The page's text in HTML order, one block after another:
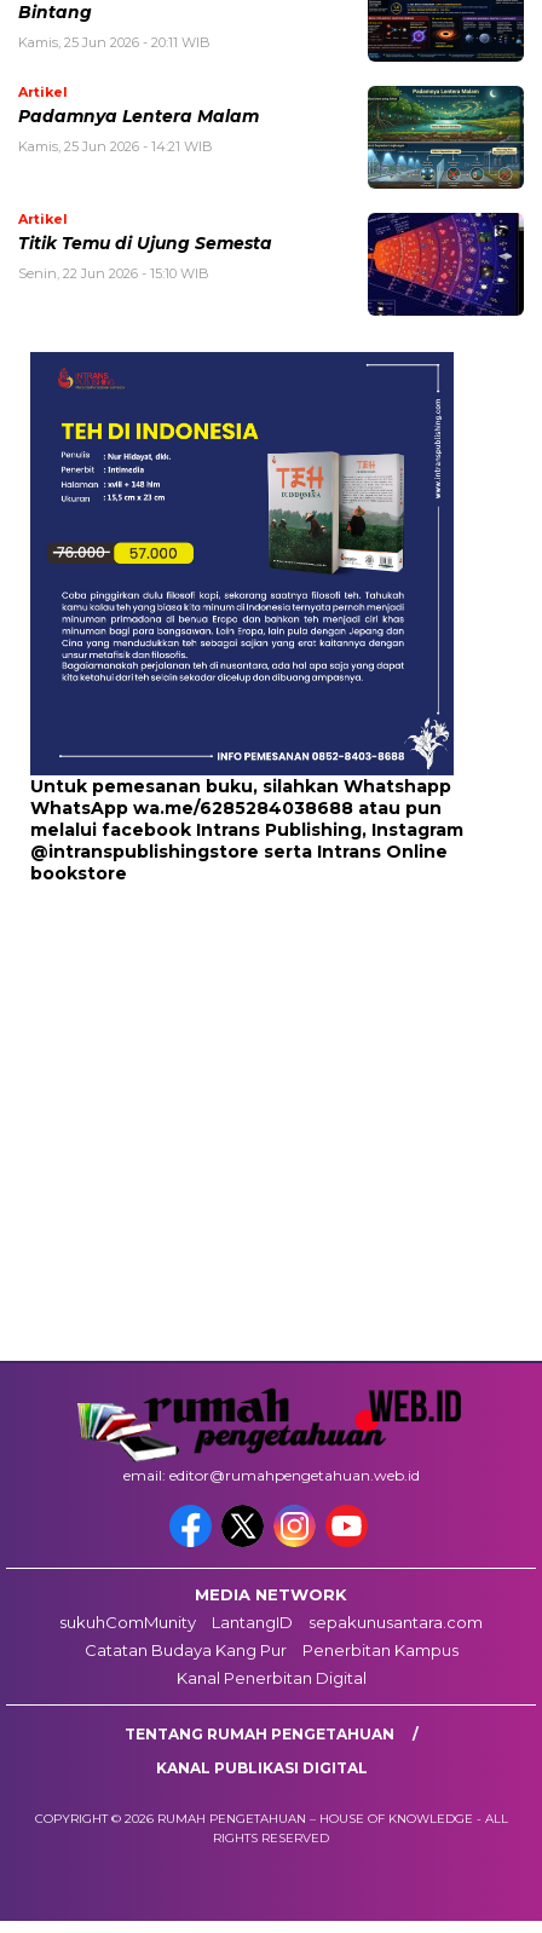
Bintang
Kamis, 25 Jun 2026 - 20:11 WIB
Artikel
Padamnya Lentera Malam
Kamis, 25 Jun 2026 - 14:21 WIB
Artikel
Titik Temu di Ujung Semesta
Senin, 22 Jun 2026 - 15:10 WIB
Untuk pemesanan buku, silahkan Whatshapp
WhatsApp wa.me/6285284038688 atau pun
melalui facebook Intrans Publishing, Instagram
@intranspublishingstore serta Intrans Online
bookstore
email: editor@rumahpengetahuan.web.id
MEDIA NETWORK
sukuhComMunity
LantangID
sepakunusantara.com
Catatan Budaya Kang Pur
Penerbitan Kampus
Kanal Penerbitan Digital
TENTANG RUMAH PENGETAHUAN
KANAL PUBLIKASI DIGITAL
COPYRIGHT © 2026 RUMAH PENGETAHUAN – HOUSE OF KNOWLEDGE - ALL
RIGHTS RESERVED